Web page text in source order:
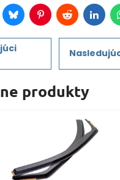
BlueskyPinterestReddit
produkty